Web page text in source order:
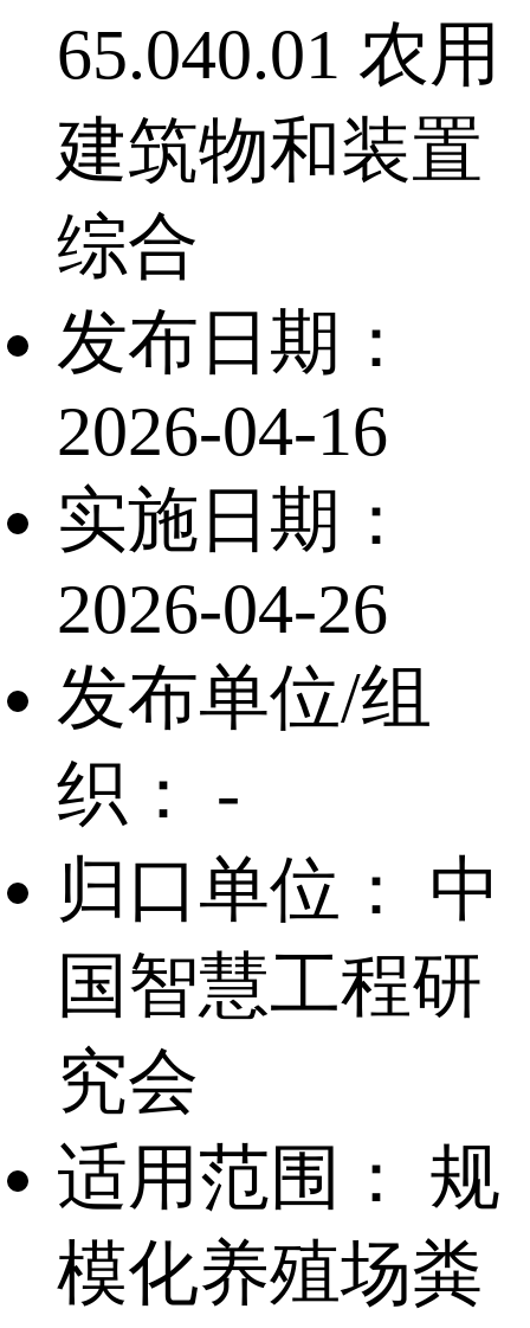
65.040.01 农用
建筑物和装置
综合
发布日期：
2026-04-16
实施日期：
2026-04-26
发布单位/组
织： -
归口单位：
中
国智慧工程研
究会
适用范围：
规
模化养殖场粪